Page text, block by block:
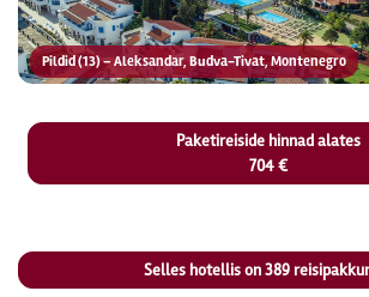
Pildid (13) – Aleksandar, Budva-Tivat, Montenegro
Paketireiside hinnad alates
704 €
Selles hotellis on389